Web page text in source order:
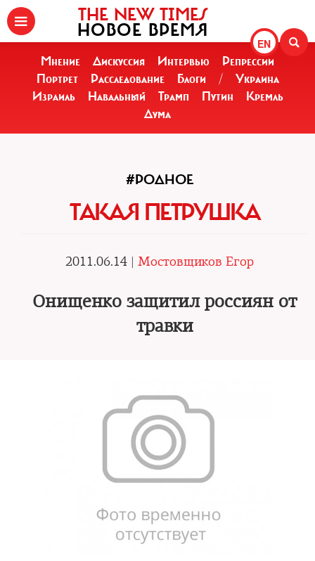
EN
THE NEW TIMES
НОВОЕ ВРЕМЯ
Мнение Дискуссия Интервью
Репрессии
Портрет
Расследование Блоги /
Украина
Израиль
Навальный Трамп Путин
Кремль
Дума
#РОДНОЕ
ТАКАЯ ПЕТРУШКА
2011.06.14 | Мостовщиков Егор
Онищенко защитил россиян от
травки